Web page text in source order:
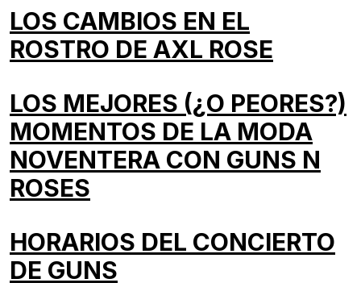
LOS CAMBIOS EN EL
ROSTRO DE AXL ROSE
LOS MEJORES (¿O PEORES?)
MOMENTOS DE LA MODA
NOVENTERA CON GUNS N
ROSES
HORARIOS DEL CONCIERTO
DE GUNS